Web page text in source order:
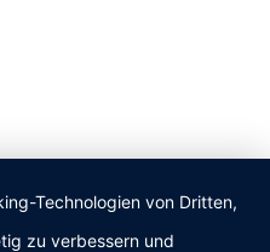
Technologien von Dritten,
zu verbessern und